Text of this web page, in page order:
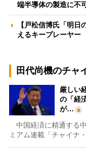
端半導体の製造に不
【戸松信博氏「明
えるキープレーヤ
田代尚機のチャ
厳しい
の「経
が…
中国経済に精通する
ミアム連載「チャイナ